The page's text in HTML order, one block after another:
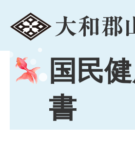
国民
書